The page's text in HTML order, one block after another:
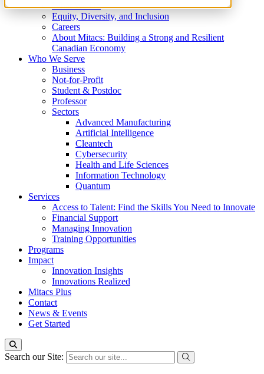
What We Do
Equity, Diversity, and Inclusion
Careers
About Mitacs: Building a Strong and Resilient
Canadian Economy
Who We Serve
Business
Not-for-Profit
Student & Postdoc
Professor
Sectors
Advanced Manufacturing
Artificial Intelligence
Cleantech
Cybersecurity
Health and Life Sciences
Information Technology
Quantum
Services
Access to Talent: Find the Skills You Need to Innovate
Financial Support
Managing Innovation
Training Opportunities
Programs
Impact
Innovation Insights
Innovations Realized
Mitacs Plus
Contact
News & Events
Get Started
Search our Site: